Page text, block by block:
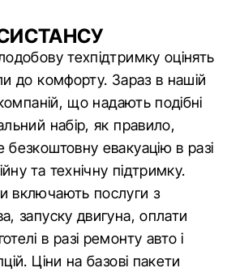
техпідтримку оцінять
до комфорту. Зараз в нашій
компаній, що надають подібні
набір, як правило,
евакуацію в разі
та технічну підтримку.
включають послуги з
запуску двигуна, оплати
в разі ремонту авто і
Ціни на базові пакети